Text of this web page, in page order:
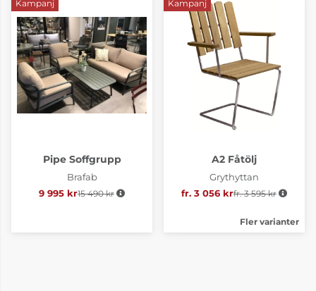
Kampanj
Pipe Soffgrupp
Brafab
9 995 kr Ordinarie pris:
15 490 kr
Kampanj
A2 Fåtölj
Grythyttan
fr. 3 056 krOrdinarie pris:
fr. 3 595 kr
Fler varianter